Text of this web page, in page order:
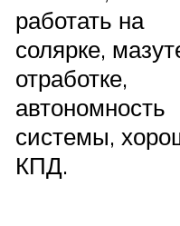
работать на
солярке,
отработке,
автономность
системы,
КПД.